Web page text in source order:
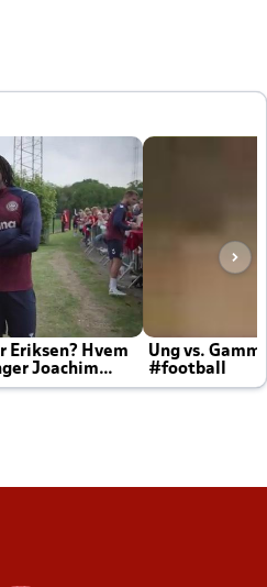
Eriksen? Hvem
Joachim
Ung vs.
#football